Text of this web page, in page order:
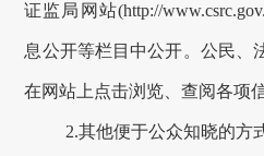
证监局网站(http://
息公开等栏目中公开。公民、
在网站上点击浏览、查阅各项
2.其他便于公众知晓的方